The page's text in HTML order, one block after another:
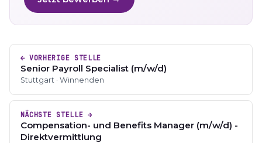
← VORHERIGE STELLE
Senior Payroll Specialist (m/w/d)
Stuttgart · Winnenden
NÄCHSTE STELLE →
Compensation- und Benefits Manager (m/w/d) -
Direktvermittlung